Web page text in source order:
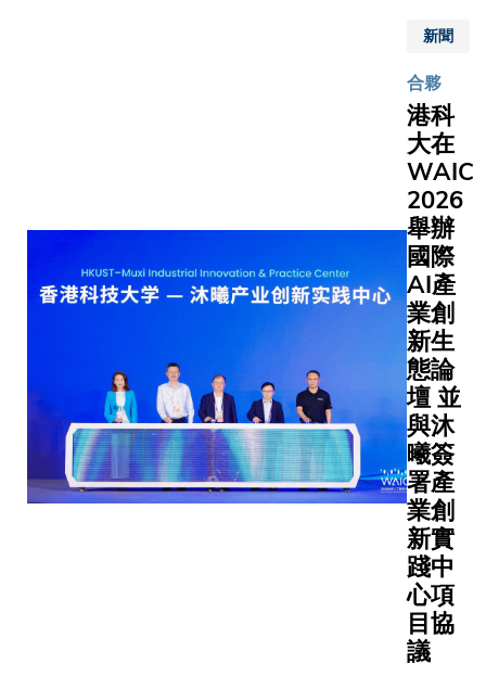
率負載，
定的運作
秒振動超
億次的換
試中，這
「層狀聲
（
Acoustic
Wave，
LAW）的
台，成功
溫升降低
70%，並
36.4瓦/
米的閾值
度紀錄。
破打破了
來聲學晶
處理小訊
制，為衛
手機通訊
網絡以至
功率轉換
代應用鋪
新聞
合夥
港科
大在
WAIC
2026
舉辦
國際
AI產
業創
新生
態論
壇 並
與沐
曦簽
署產
業創
新實
踐中
心項
目協
議